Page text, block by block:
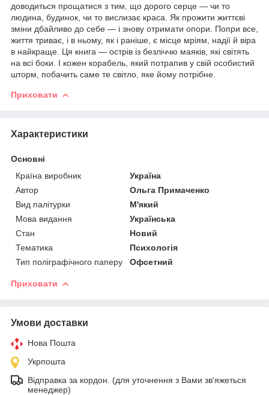
доводиться прощатися з тим, що дорого серце — чи то
людина, будинок, чи то вислизає краса. Як прожити життєві
зміни дбайливо до себе — і знову отримати опори. Попри все,
життя триває, і в ньому, як і раніше, є місце мріям, надії й віра
в найкраще. Ця книга — острів із безліччю маяків, які світять
на всі боки. І кожен корабель, який потрапив у свій особистий
шторм, побачить саме те світло, яке йому потрібне.
Приховати
Характеристики
Основні
Країна виробник
Україна
Автор
Ольга Примаченко
Вид палітурки
М'який
Мова видання
Українська
Стан
Новий
Тематика
Психологія
Тип поліграфічного паперу
Офсетний
Приховати
Умови доставки
Нова Пошта
Укрпошта
Відправка за кордон. (для уточнення з Вами зв'яжеться
менеджер)